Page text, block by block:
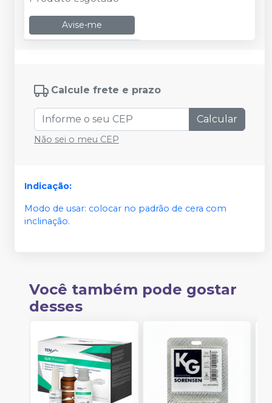
Avise-me
Calcule frete e prazo
Calcular
Não sei o meu CEP
Indicação:
Modo de usar: colocar no padrão de cera com
inclinação.
Você também pode gostar
desses